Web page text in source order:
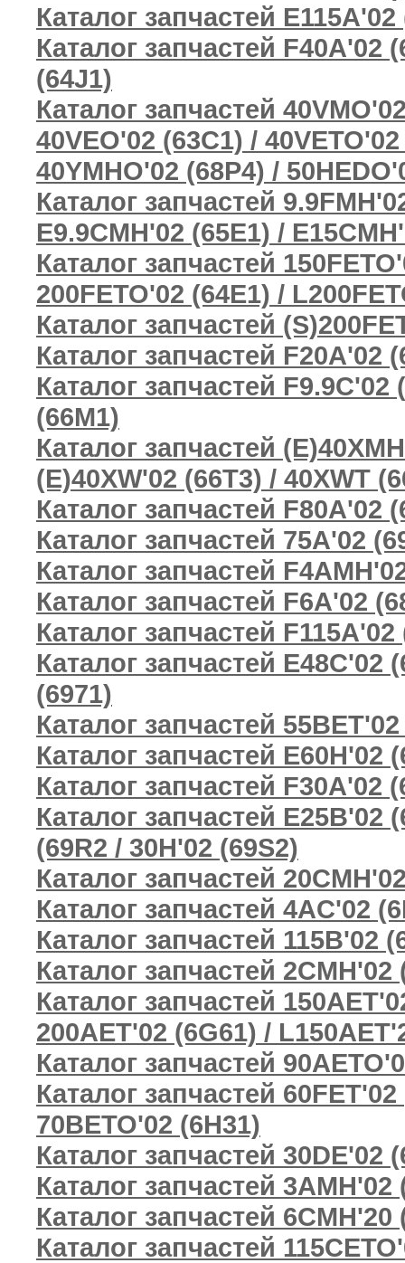
Каталог запчастей
Каталог запчастей F40A'02
(64J1)
Каталог запчастей
40VEO'02 (63C1) /
40YMHO'02 (68P4) /
Каталог запчастей
E9.9CMH'02 (65E1) /
Каталог запчастей
200FETO'02 (64E1) /
Каталог запчастей
Каталог запчастей F20A'02
Каталог запчастей
(66M1)
Каталог запчастей
(E)40XW'02 (66T3) / 40XWT
Каталог запчастей F80A'02
Каталог запчастей 75A'02
Каталог запчастей
Каталог запчастей F6A'02
Каталог запчастей
Каталог запчастей E48C'02
(6971)
Каталог запчастей
Каталог запчастей E60H'02
Каталог запчастей F30A'02
Каталог запчастей E25B'02
(69R2 / 30H'02 (69S2)
Каталог запчастей
Каталог запчастей 4AC'02
Каталог запчастей 115B'02
Каталог запчастей 2CMH'02
Каталог запчастей
200AET'02 (6G61) /
Каталог запчастей
Каталог запчастей
70BETO'02 (6H31)
Каталог запчастей 30DE'02
Каталог запчастей 3AMH'02
Каталог запчастей
Каталог запчастей